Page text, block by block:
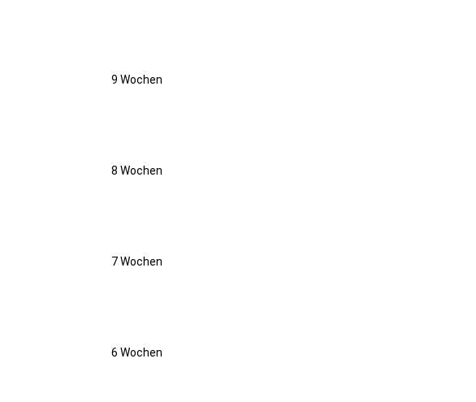
9 Wochen
8 Wochen
7 Wochen
6 Wochen